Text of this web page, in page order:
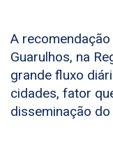
A
Guarulhos, na
grande fluxo
cidades, fator
disseminação do